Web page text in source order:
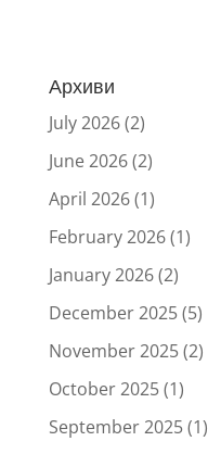
Архиви
July 2026(2)
June 2026(2)
April 2026(1)
February 2026(1)
January 2026(2)
December 2025(5)
November 2025(2)
October 2025(1)
September 2025(1)